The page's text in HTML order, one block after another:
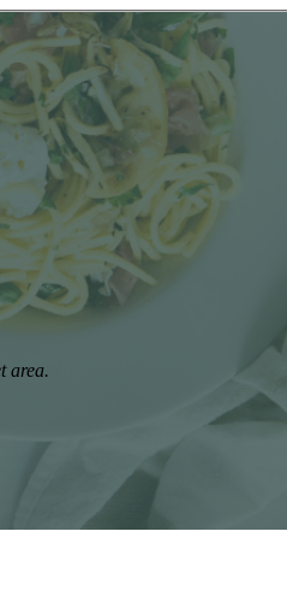
area.